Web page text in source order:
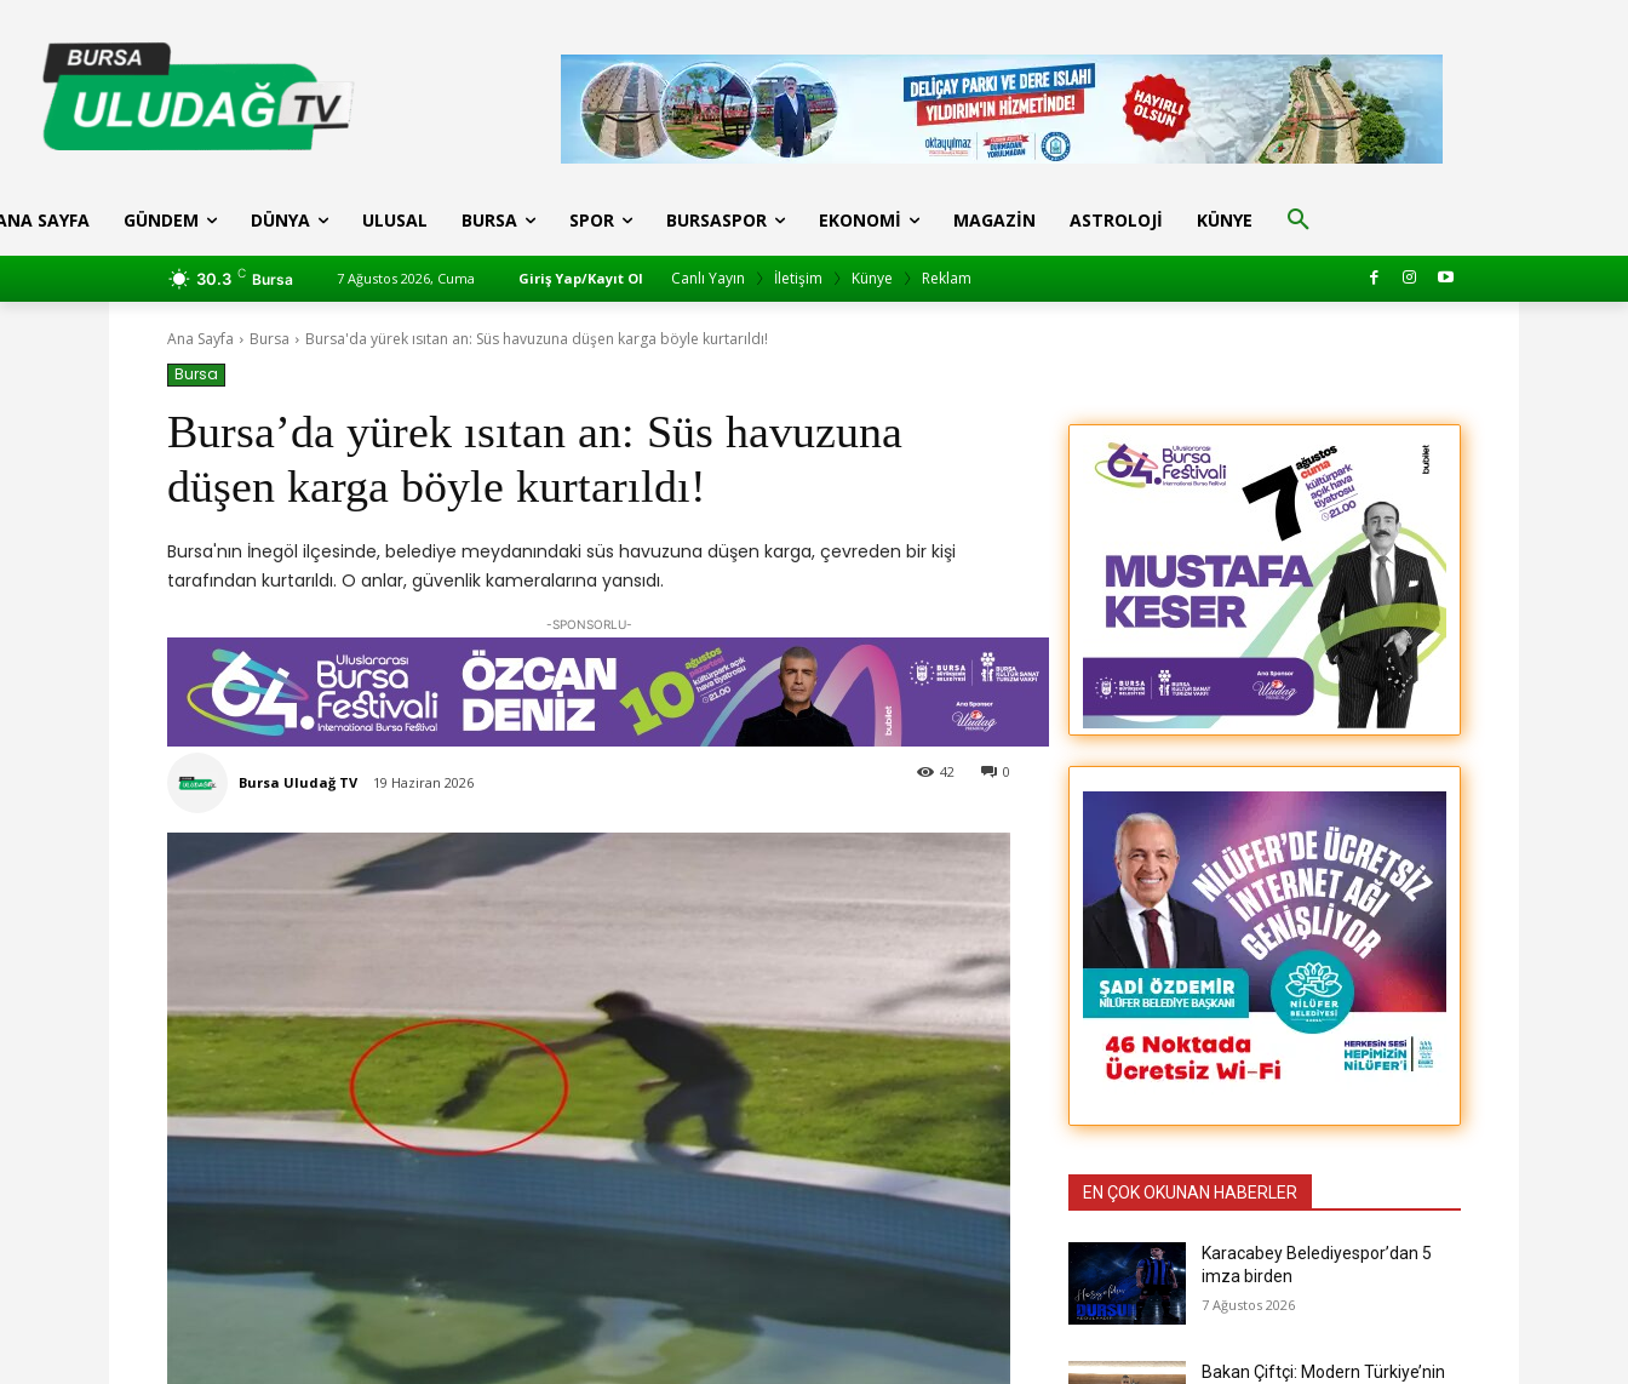
SAYFA GÜNDEM DÜNYA ULUSAL BURSA SPOR BURSASPOR EKONOMI MAGAZIN ASTROLOJI KÜNYE
30.3 C Bursa 7 Ağustos 2026, Cuma Giriş Yap/Kayıt Ol Canlı Yayın İletişim Künye Reklam
Ana Sayfa Bursa
Bursa'da yürek ısıtan an: Süs havuzuna düşen karga böyle kurtarıldı!
Bursa
Bursa’da yürek ısıtan an: Süs havuzuna
düşen karga böyle kurtarıldı!
Bursa'nın İnegöl ilçesinde, belediye meydanındaki süs havuzuna düşen karga, çevreden bir kişi
tarafından kurtarıldı. O anlar, güvenlik kameralarına yansıdı.
-SPONSORLU-
Bursa Uludağ TV 19 Haziran 2026
0
42
EN ÇOK OKUNAN HABERLER
Karacabey Belediyespor’dan 5
imza birden
7 Ağustos 2026
Bakan Çiftçi: Modern Türkiye’nin